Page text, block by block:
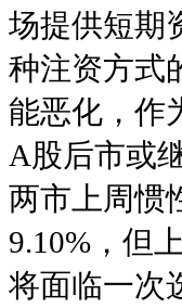
场提供短期
种注资方式
能恶化，作
A股后市或
两市上周惯
9.10%，但
将面临一次